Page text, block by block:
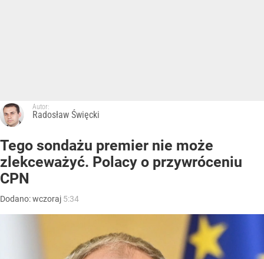
Autor:
Radosław Święcki
Tego sondażu premier nie może
zlekceważyć. Polacy o przywróceniu
CPN
Dodano:wczoraj 5:34